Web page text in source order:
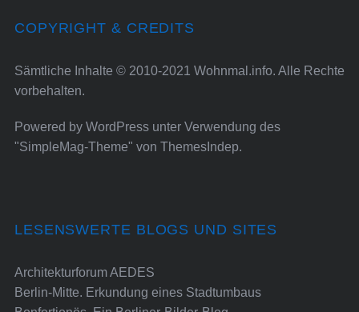
COPYRIGHT & CREDITS
Sämtliche Inhalte © 2010-2021 Wohnmal.info. Alle Rechte
vorbehalten.
Powered by WordPressunter Verwendung des
"SimpleMag-Theme" von ThemesIndep.
LESENSWERTE BLOGS UND SITES
Architekturforum AEDES
Berlin-Mitte. Erkundung eines Stadtumbaus